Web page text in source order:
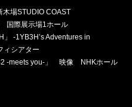
場STUDIO COAST
国際展示場1ホール
」 -1YB3H’s Adventures in
シアター
32 -meets you-」 映像 NHKホール